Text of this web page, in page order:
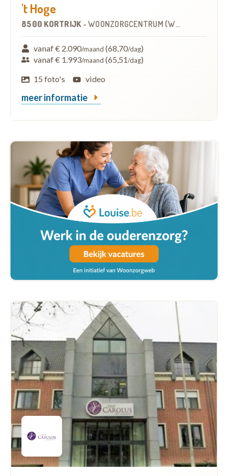
't Hoge
8500 KORTRIJK - WOONZORGCENTRUM (WZC)
vanaf € 2.090/maand (68,70/dag)
vanaf € 1.993/maand (65,51/dag)
15 foto's
video
meer informatie